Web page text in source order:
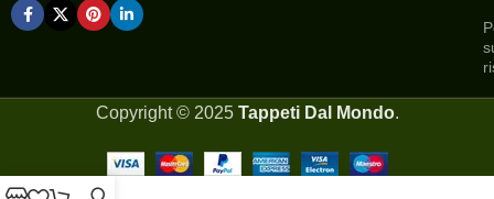
Copyright ©2025 Tappeti Dal Mondo.